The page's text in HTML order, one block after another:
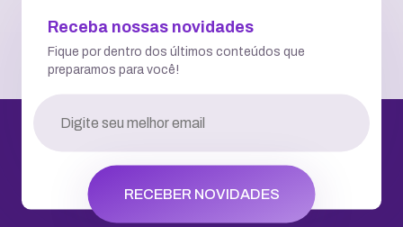
Receba nossas novidades
Fique por dentro dos últimos conteúdos que
preparamos para você!
RECEBER NOVIDADES